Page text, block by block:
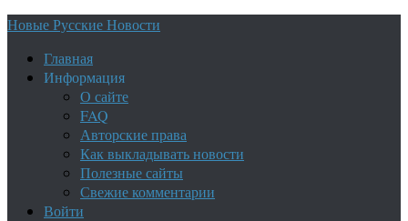
Новые Русские Новости
Главная
Информация
О сайте
FAQ
Авторские права
Как выкладывать новости
Полезные сайты
Свежие комментарии
Войти